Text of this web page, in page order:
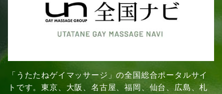
「うたたねゲイマッサージ」の全国総合ポータルサイ
トです。東京、大阪、名古屋、福岡、仙台、広島、札